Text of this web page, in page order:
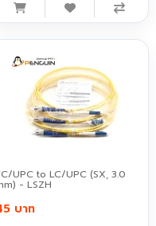
UPC to LC/UPC (SX, 3.0
- LSZH
บาท